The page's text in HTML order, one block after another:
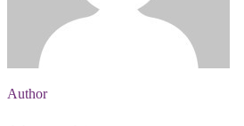
Author